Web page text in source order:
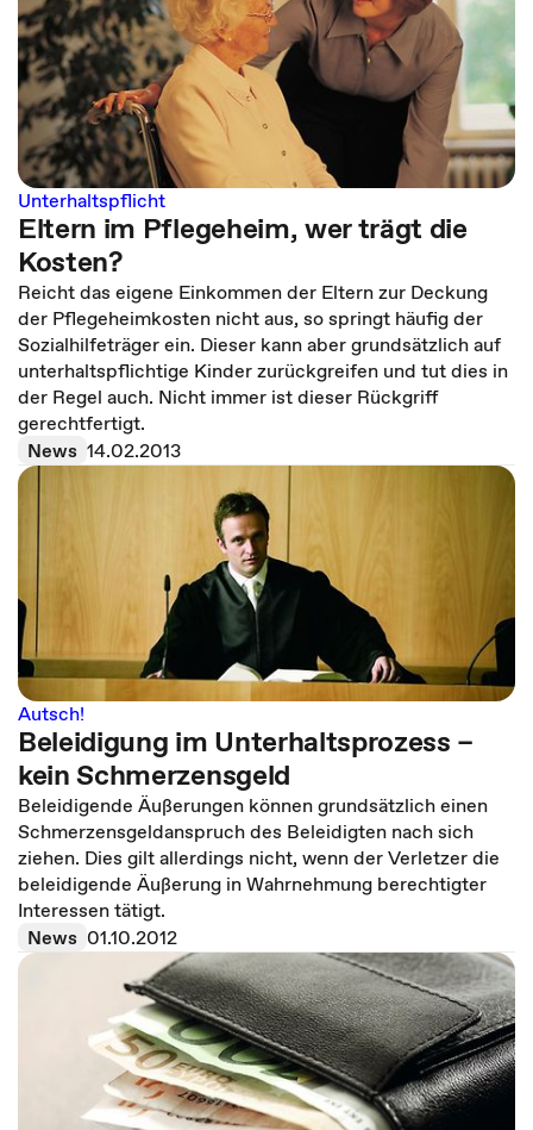
Unterhaltspflicht
Eltern im Pflegeheim, wer trägt die
Kosten?
Reicht das eigene Einkommen der Eltern zur Deckung
der Pflegeheimkosten nicht aus, so springt häufig der
Sozialhilfeträger ein. Dieser kann aber grundsätzlich auf
unterhaltspflichtige Kinder zurückgreifen und tut dies in
der Regel auch. Nicht immer ist dieser Rückgriff
gerechtfertigt.
News 14.02.2013
Autsch!
Beleidigung im Unterhaltsprozess –
kein Schmerzensgeld
Beleidigende Äußerungen können grundsätzlich einen
Schmerzensgeldanspruch des Beleidigten nach sich
ziehen. Dies gilt allerdings nicht, wenn der Verletzer die
beleidigende Äußerung in Wahrnehmung berechtigter
Interessen tätigt.
News 01.10.2012